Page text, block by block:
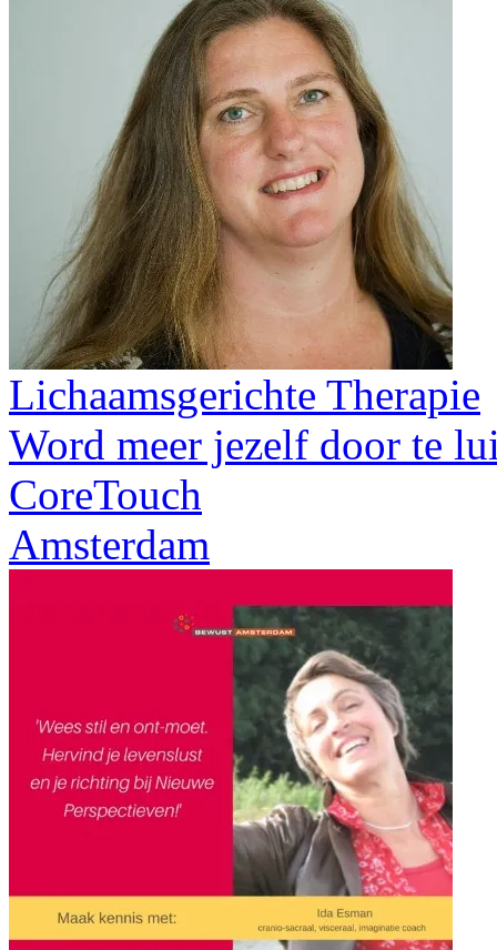
Lichaamsgerichte Therapie
Word meer jezelf door te
CoreTouch
Amsterdam